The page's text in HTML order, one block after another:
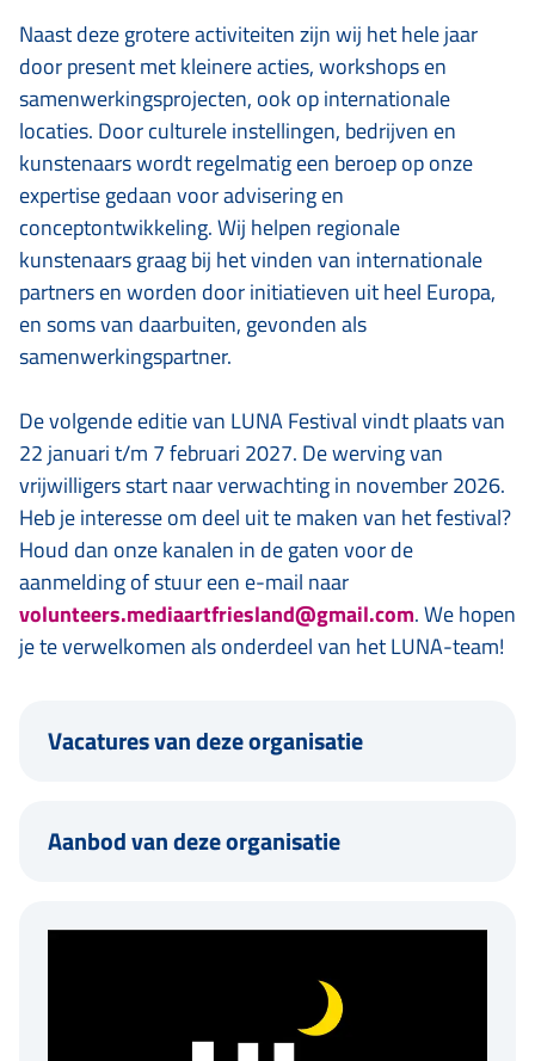
Naast deze grotere activiteiten zijn wij het hele jaar
door present met kleinere acties, workshops en
samenwerkingsprojecten, ook op internationale
locaties. Door culturele instellingen, bedrijven en
kunstenaars wordt regelmatig een beroep op onze
expertise gedaan voor advisering en
conceptontwikkeling. Wij helpen regionale
kunstenaars graag bij het vinden van internationale
partners en worden door initiatieven uit heel Europa,
en soms van daarbuiten, gevonden als
samenwerkingspartner.
De volgende editie van LUNA Festival vindt plaats van
22 januari t/m 7 februari 2027. De werving van
vrijwilligers start naar verwachting in november 2026.
Heb je interesse om deel uit te maken van het festival?
Houd dan onze kanalen in de gaten voor de
aanmelding of stuur een e-mail naar
volunteers.mediaartfriesland@gmail.com. We hopen
je te verwelkomen als onderdeel van het LUNA-team!
Vacatures van deze organisatie
Aanbod van deze organisatie